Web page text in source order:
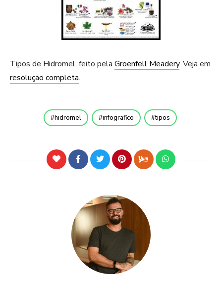
Tipos de Hidromel, feito pela Groenfell Meadery. Veja em
resolução completa.
hidromel infografico tipos